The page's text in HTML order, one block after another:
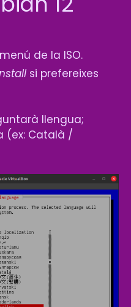
de la ISO.
si prefereixes
llengua;
(ex: Català /